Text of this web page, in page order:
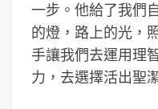
一步。他給了我們
的燈，路上的光，
手讓我們去運用理
力，去選擇活出聖